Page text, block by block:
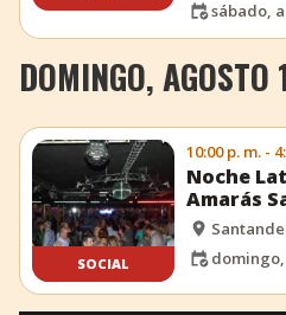
sábado,
DOMINGO,
SOCIAL
10:00 p. m. -
Noche
Amarás
domingo,